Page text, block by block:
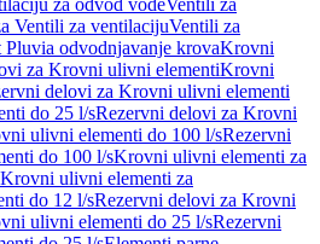
za odvod vodeVentili za
Ventili za ventilacijuVentili za
Pluvia odvodnjavanje krovaKrovni
za Krovni ulivni elementiKrovni
delovi za Krovni ulivni elementi
do 25 l/sRezervni delovi za Krovni
ulivni elementi do 100 l/sRezervni
do 100 l/sKrovni ulivni elementi za
ulivni elementi za
do 12 l/sRezervni delovi za Krovni
ulivni elementi do 25 l/sRezervni